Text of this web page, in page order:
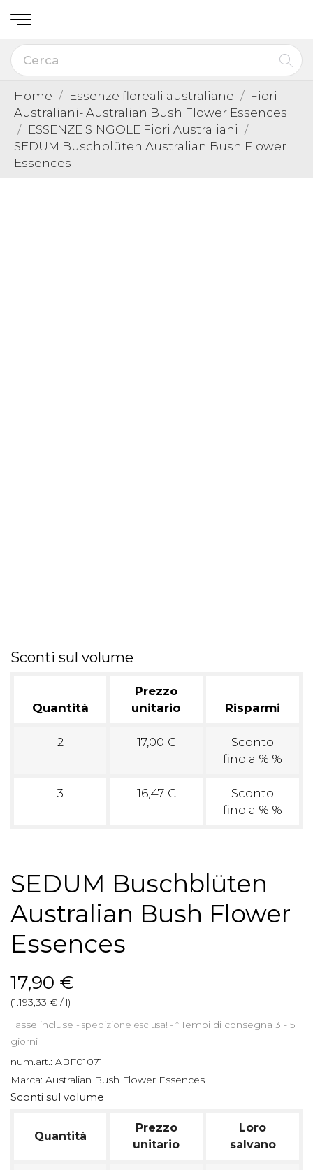
Home Essenze floreali australiane
Fiori
Australiani- Australian Bush Flower Essences
ESSENZE SINGOLE Fiori Australiani
SEDUM Buschblüten Australian Bush Flower
Essences
Sconti sul volume
Quantità
Prezzo
unitario
Risparmi
2 17,00 €
Sconto
fino a % %
3 16,47 €
Sconto
fino a % %
SEDUM Buschblüten
Australian Bush Flower
Essences
17,90 €
(1.193,33 € / l)
Tasse incluse
spedizione esclusa! *Tempi di consegna 3 - 5
giorni
num.art.: ABF01071
Marca: Australian Bush Flower Essences
Sconti sul volume
Quantità
Prezzo
unitario
Loro
salvano